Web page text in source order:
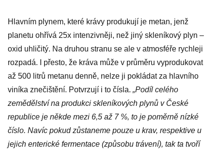
Hlavním plynem, které krávy produkují je metan, jenž
planetu ohřívá 25x intenzivněji, než jiný skleníkový plyn –
oxid uhličitý. Na druhou stranu se ale v atmosféře rychleji
rozpadá. I přesto, že kráva může v průměru vyprodukovat
až 500 litrů metanu denně, nelze ji pokládat za hlavního
viníka znečištění. Potvrzují i to čísla. „Podíl celého
zemědělství na produkci skleníkových plynů v České
republice je někde mezi 6,5 až 7 %, to je poměrně nízké
číslo. Navíc pokud zůstaneme pouze u krav, respektive u
jejich enterické fermentace (způsobu trávení), tak ta tvoří